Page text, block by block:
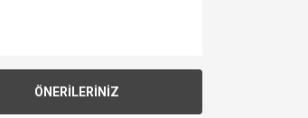
ÖNERİLERİNİZ